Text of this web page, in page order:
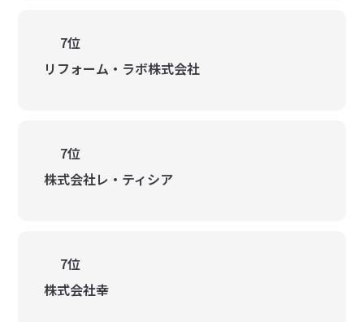
7位
リフォーム・ラボ株式会社
7位
株式会社レ・ティシア
7位
株式会社幸